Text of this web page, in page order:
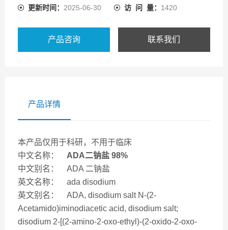
更新时间： 2025-06-30 访 问 量： 1420
产品咨询 联系我们
产品详情
本产品仅用于科研，不用于临床
中文名称： ADA二钠盐 98%
中文别名： ADA 二钠盐
英文名称： ada disodium
英文别名： ADA, disodium salt N-(2-
Acetamido)iminodiacetic acid, disodium salt;
disodium 2-[(2-amino-2-oxo-ethyl)-(2-oxido-2-oxo-